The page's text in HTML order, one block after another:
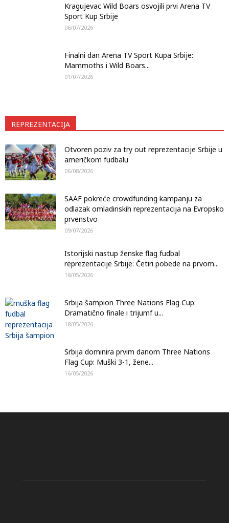
Kragujevac Wild Boars osvojili prvi Arena TV
Sport Kup Srbije
06/07/2026
Finalni dan Arena TV Sport Kupa Srbije:
Mammoths i Wild Boars...
01/07/2026
REPREZENTACIJA
Otvoren poziv za try out reprezentacije Srbije u
američkom fudbalu
06/08/2026
SAAF pokreće crowdfunding kampanju za
odlazak omladinskih reprezentacija na Evropsko
prvenstvo
09/07/2026
Istorijski nastup ženske flag fudbal
reprezentacije Srbije: Četiri pobede na prvom...
18/05/2026
Srbija šampion Three Nations Flag Cup:
Dramatično finale i trijumf u...
18/05/2026
Srbija dominira prvim danom Three Nations
Flag Cup: Muški 3-1, žene...
16/05/2026